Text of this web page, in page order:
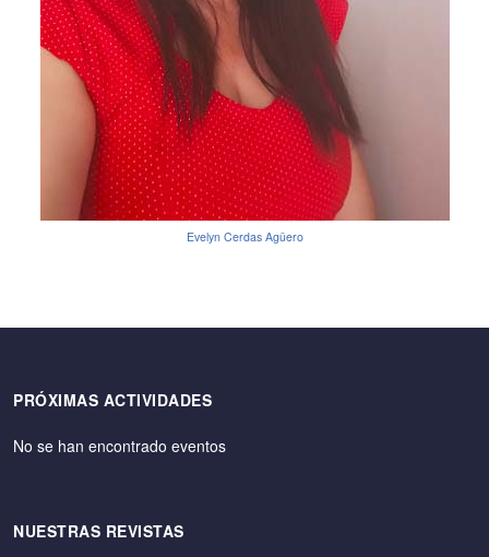
Evelyn Cerdas Agüero
PRÓXIMAS ACTIVIDADES
No se han encontrado eventos
NUESTRAS REVISTAS